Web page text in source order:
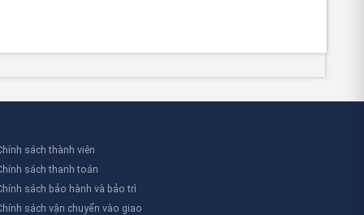
trong trường hợp khẩn cấp.
sách thành viên
sách thanh toán
sách bảo hành và bảo trì
sách vận chuyển vào giao